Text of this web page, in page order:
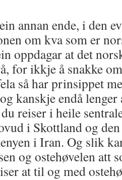
annan ende, i den
om kva som er
oppdagar at det
for ikkje å snakke
så har prinsippet
kanskje endå
reiser i heile
i Skottland og
i Iran. Og slik
og ostehøvelen att
at til og med